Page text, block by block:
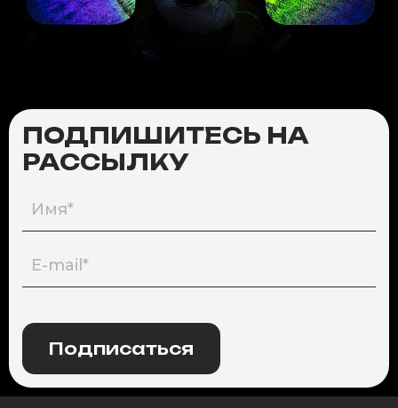
ПОДПИШИТЕСЬ НА
РАССЫЛКУ
Подписаться